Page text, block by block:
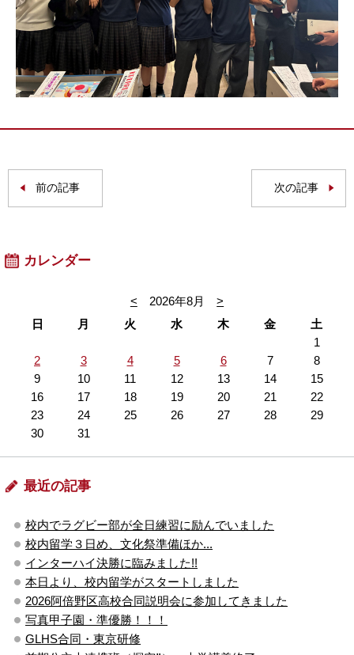
前の記事 次の記事
カレンダー
< 2026年8月
>
日
月 火 水 木 金
土
1
2
3 4 5 6 7
8
9
10 11 12 13 14
15
16
17 18 19 20 21
22
23
24 25 26 27 28
29
30
31
最近の記事
校内でラグビー部が全日練習に励んでいました
校内留学３日め、文化祭準備ほか...
インターハイ決勝に臨みました!!
本日より、校内留学がスタートしました
2026阿倍野区高校合同説明会に参加してきました
写真甲子園・準優勝！！！
GLHS合同・東京研修